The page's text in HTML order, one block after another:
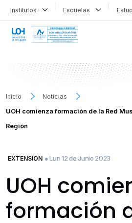
Institutos Escuelas
Inicio
Noticias
UOH comienza formación de la Red
Región
EXTENSIÓN ● Lun 12 de Junio 2023
UOH
formación